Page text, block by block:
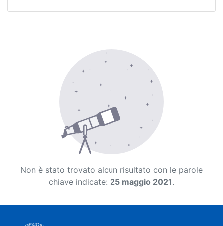
Non è stato trovato alcun risultato con le parole
chiave indicate: 25 maggio 2021.